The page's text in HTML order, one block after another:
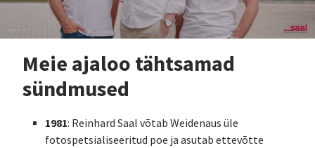
Meie ajaloo tähtsamad
sündmused
1981: Reinhard Saal võtab Weidenaus üle
fotospetsialiseeritud poe ja asutab ettevõtte